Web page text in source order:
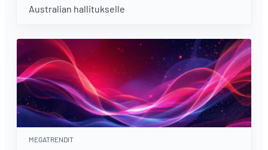
Australian hallitukselle
MEGATRENDIT